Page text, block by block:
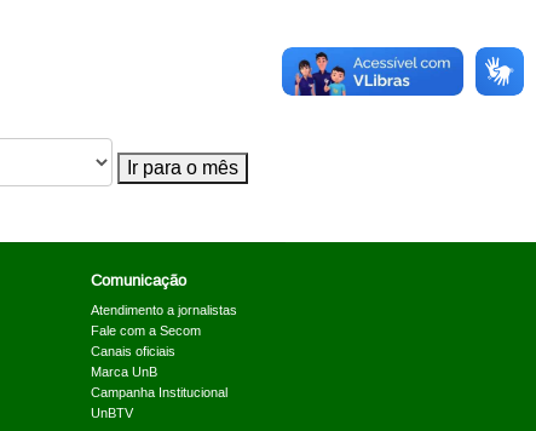
Ir para o mês
Comunicação
Atendimento a jornalistas
Fale com a Secom
Canais oficiais
Marca UnB
Campanha Institucional
UnBTV